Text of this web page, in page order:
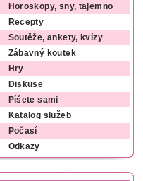
Horoskopy, sny, tajemno
Recepty
Soutěže, ankety, kvízy
Zábavný koutek
Hry
Diskuse
Píšete sami
Katalog služeb
Počasí
Odkazy